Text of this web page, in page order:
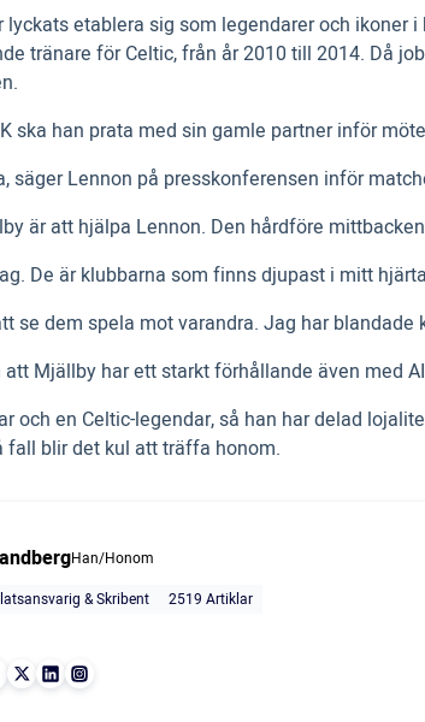
lyckats etablera sig som legendarer och
tränare för Celtic, från år 2010 till 2014. Då
ska han prata med sin gamle partner inför
säger Lennon på presskonferensen inför
är att hjälpa Lennon. Den hårdföre
De är klubbarna som finns djupast i mitt
se dem spela mot varandra. Jag har
Mjällby har ett starkt förhållande även med
och en Celtic-legendar, så han har delad
fall blir det kul att träffa honom.
Han/Honom
& Skribent
2519 Artiklar